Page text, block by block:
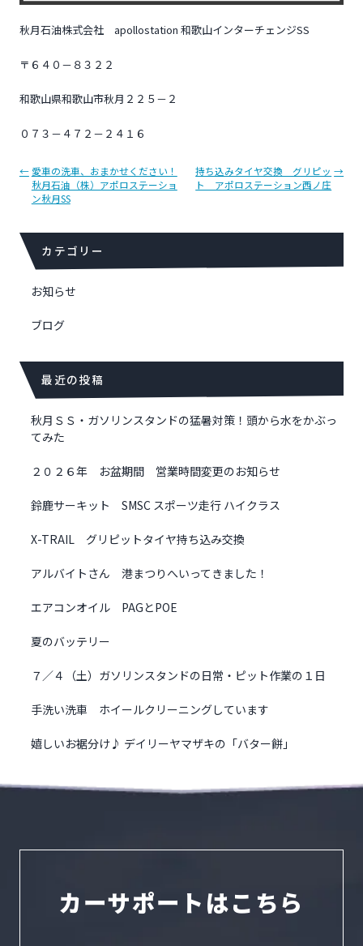
秋月石油株式会社 apollostation 和歌山インターチェンジSS
〒６４０－８３２２
和歌山県和歌山市秋月２２５－２
０７３－４７２－２４１６
投
稿
ナ
ゲ
ー
ョ
← 愛車の洗車、おまかせください！
秋月石油（株）アポロステーショ
ン秋月SS
持ち込みタイヤ交換 グリピッ
ト アポロステーション西ノ庄
→
カテゴリー
お知らせ
ブログ
最近の投稿
秋月ＳＳ・ガソリンスタンドの猛暑対策！頭から水をかぶっ
てみた
２０２６年 お盆期間 営業時間変更のお知らせ
鈴鹿サーキット SMSC スポーツ走行 ハイクラス
X-TRAIL グリピットタイヤ持ち込み交換
アルバイトさん 港まつりへいってきました！
エアコンオイル PAGとPOE
夏のバッテリー
７／４（土）ガソリンスタンドの日常・ピット作業の１日
手洗い洗車 ホイールクリーニングしています
嬉しいお裾分け♪ デイリーヤマザキの「バター餅」
カーサポートはこちら